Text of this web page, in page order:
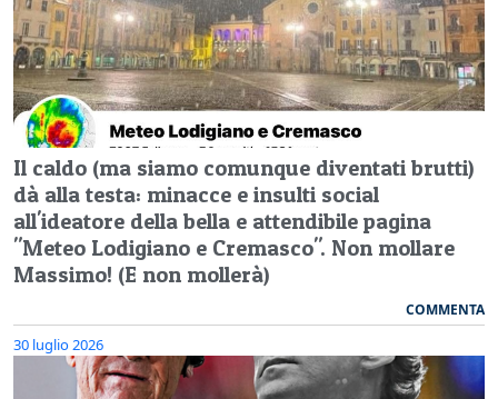
Il caldo (ma siamo comunque diventati brutti)
dà alla testa: minacce e insulti social
all'ideatore della bella e attendibile pagina
"Meteo Lodigiano e Cremasco". Non mollare
Massimo! (E non mollerà)
COMMENTA
30 luglio 2026